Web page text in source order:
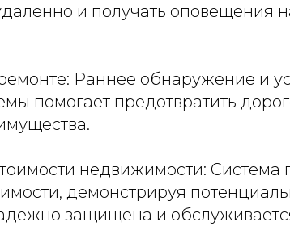
и получать оповещения
Раннее обнаружение и
помогает предотвратить
недвижимости: Система
демонстрируя
защищена и